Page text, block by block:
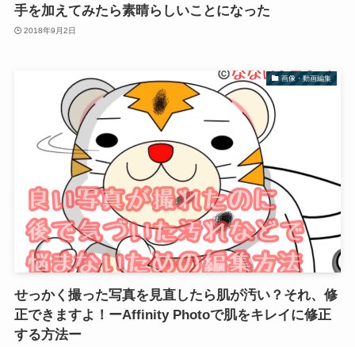
手を加えてみたら素晴らしいことになった
2018年9月2日
画像・動画編集
せっかく撮った写真を見直したら肌が汚い？それ、修
正できますよ！ーAffinity Photoで肌をキレイに修正
する方法ー